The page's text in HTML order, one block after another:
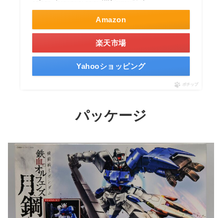
Amazon
楽天市場
Yahooショッピング
ポチップ
パッケージ